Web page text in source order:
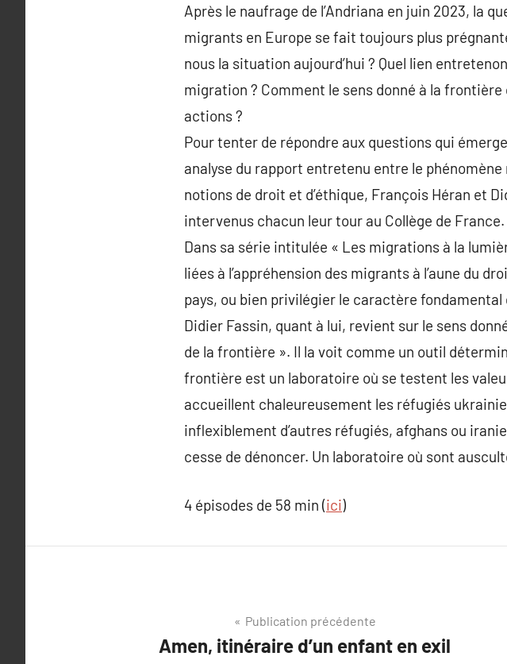
Après le naufrage de l’Andriana en juin 2023, la
migrants en Europe se fait toujours plus
nous la situation aujourd’hui ? Quel lien
migration ? Comment le sens donné à la
actions ?
Pour tenter de répondre aux questions qui
analyse du rapport entretenu entre le
notions de droit et d’éthique, François Héran et
intervenus chacun leur tour au Collège de France.
Dans sa série intitulée « Les migrations à la
liées à l’appréhension des migrants à l’aune du
pays, ou bien privilégier le caractère fondamental
Didier Fassin, quant à lui, revient sur le sens
de la frontière ». Il la voit comme un outil
frontière est un laboratoire où se testent les
accueillent chaleureusement les réfugiés
inflexiblement d’autres réfugiés, afghans ou
cesse de dénoncer. Un laboratoire où sont
4 épisodes de 58 min (ici)
Publication précédente
Amen, itinéraire d’un enfant en exil